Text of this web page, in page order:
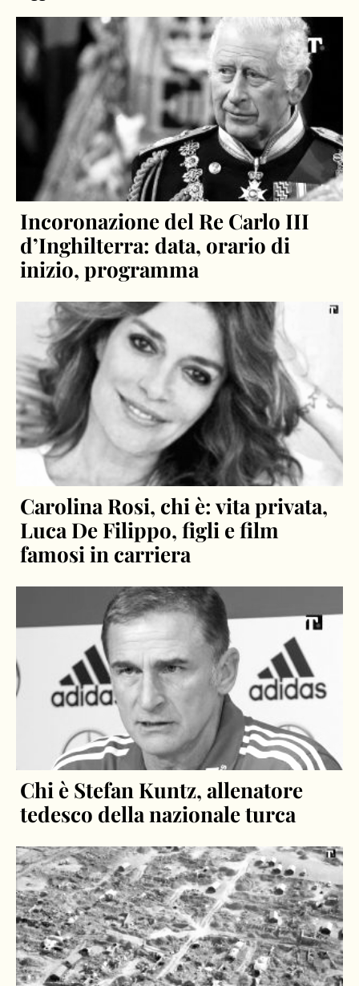
Incoronazione del Re Carlo III
d’Inghilterra: data, orario di
inizio, programma
Carolina Rosi, chi è: vita privata,
Luca De Filippo, figli e film
famosi in carriera
Chi è Stefan Kuntz, allenatore
tedesco della nazionale turca